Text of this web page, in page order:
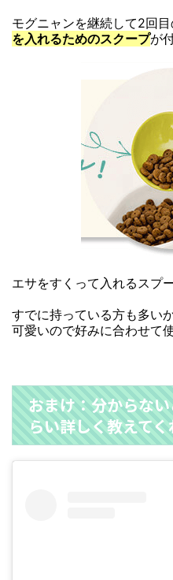
モグニャンを継続して2回目
を入れるためのスクープが
エサをすくって入れるスプ
すでに持っている方も多い
可愛いので好みに合わせて
おまけ：分からな
らい詳しく教えてく